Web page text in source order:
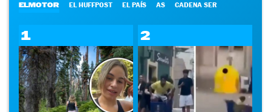
ELMOTOR EL HUFFPOST EL PAÍS AS CADENA SER
1 2